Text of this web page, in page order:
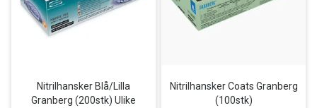
Nitrilhansker Blå/Lilla
Granberg (200stk) Ulike
Nitrilhansker Coats Granberg
(100stk)